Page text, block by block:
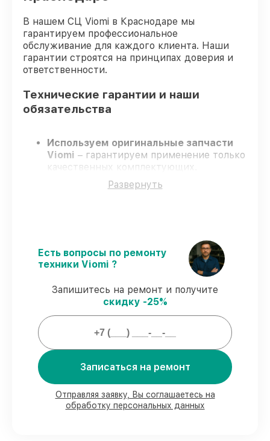
В нашем СЦ Viomi в Краснодаре мы
гарантируем профессиональное
обслуживание для каждого клиента. Наши
гарантии строятся на принципах доверия и
ответственности.
Технические гарантии и наши
обязательства
Используем оригинальные запчасти
Viomi – гарантируем применение только
качественных комплектующих.
Квалифицированные инженеры
проходят строгий отбор, что
– ремонт робота-
пылесоса Viomi Robot Vacuum Cleaner S9
UV строго по договоренности.
Гарантийное сопровождение– все
ремонтные услуги и комплектующие
защищены официальной гарантией Viomi.
Мы гарантируем:
заказов выполняем в вашем
присутствии
90%комплектующих Viomi готовы к
установке в Краснодаре, остальные
Развернуть
Есть вопросы по ремонту
техники Viomi ?
Запишитесь на ремонт и получите
скидку -25%
Записаться на ремонт
Отправляя заявку, Вы соглашаетесь на
обработку персональных данных